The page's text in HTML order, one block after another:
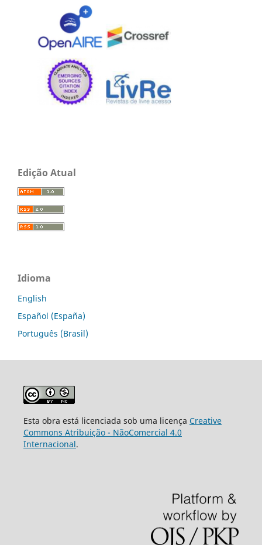
Edição Atual
Idioma
English
Español (España)
Português (Brasil)
Esta obra está licenciada sob uma licença Creative
Commons Atribuição - NãoComercial 4.0
Internacional.